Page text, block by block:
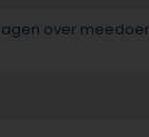
over